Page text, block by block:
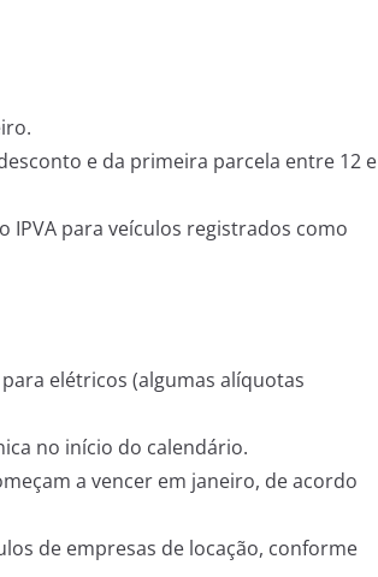
e da primeira parcela entre 12 e
IPVA para veículos registrados como
elétricos (algumas alíquotas
no início do calendário.
a vencer em janeiro, de acordo
de empresas de locação, conforme